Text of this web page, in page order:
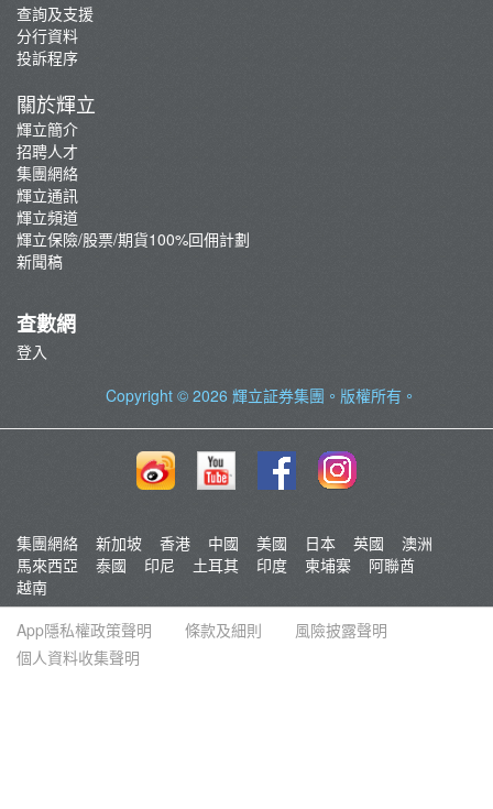
查詢及支援
分行資料
投訴程序
關於輝立
輝立簡介
招聘人才
集團網絡
輝立通訊
輝立頻道
輝立保險/股票/期貨100%回佣計劃
新聞稿
查數網
登入
Copyright © 2026 輝立証券集團 。版權所有。
集團網絡 新加坡 香港 中國 美國 日本 英國
澳洲
馬來西亞
泰國 印尼 土耳其 印度 柬埔寨
阿聯酋
越南
App隱私權政策聲明
條款及細則
風險披露聲明
個人資料收集聲明